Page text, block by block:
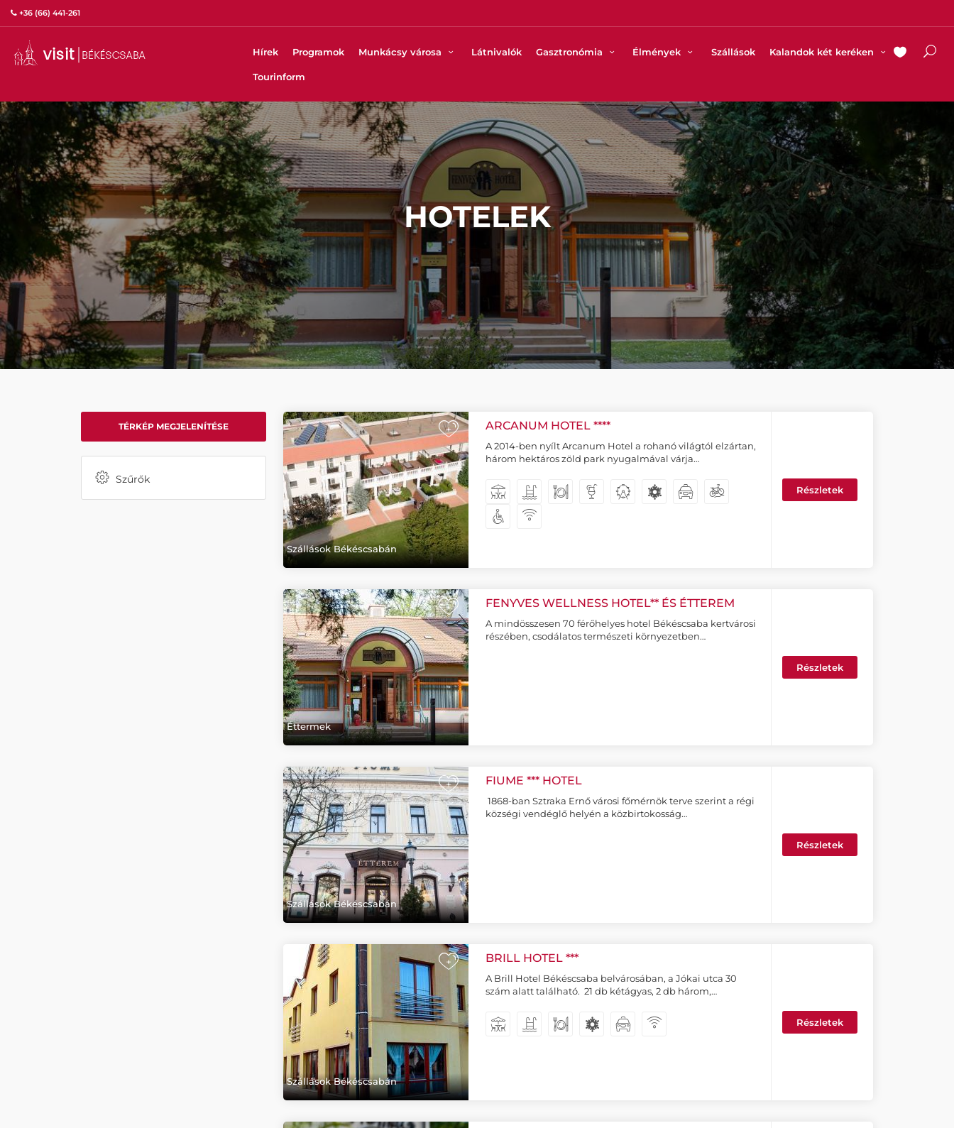
+36 (66) 441-261
Hírek Programok Munkácsy városa Látnivalók Gasztronómia Élmények Szállások Kalandok két keréken
Tourinform
HOTELEK
TÉRKÉP MEGJELENÍTÉSE
Szűrők
+
Szállások Békéscsabán
ARCANUM HOTEL ****
A 2014-ben nyílt Arcanum Hotel a rohanó világtól elzártan,
három hektáros zöld park nyugalmával várja…
Részletek
+
Éttermek
FENYVES WELLNESS HOTEL** ÉS ÉTTEREM
A mindösszesen 70 férőhelyes hotel Békéscsaba kertvárosi
részében, csodálatos természeti környezetben…
Részletek
+
Szállások Békéscsabán
FIUME *** HOTEL
1868-ban Sztraka Ernő városi főmérnök terve szerint a régi
községi vendéglő helyén a közbirtokosság…
Részletek
+
Szállások Békéscsabán
BRILL HOTEL ***
A Brill Hotel Békéscsaba belvárosában, a Jókai utca 30
szám alatt található. 21 db kétágyas, 2 db három,…
Részletek